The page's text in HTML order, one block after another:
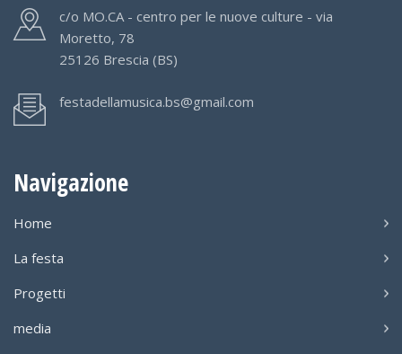
c/o MO.CA - centro per le nuove culture - via
Moretto, 78
25126 Brescia (BS)
festadellamusica.bs@gmail.com
Navigazione
Home
La festa
Progetti
media